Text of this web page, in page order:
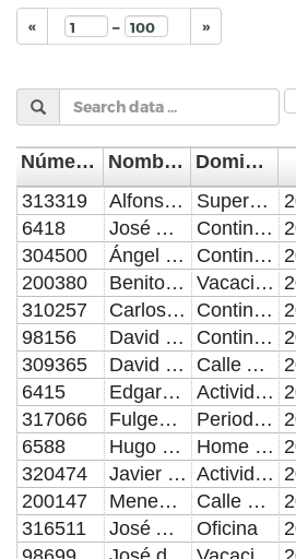
« – »
Número de Control Nombre del Supervisor/Verificador Domicilio De La Visita
313319
Alfonso Manzano Toledo Supervisión de construcción de paso a nivel de banqueta en el Boulevard Hermanos Serdán Supervisión de construcción de paso a nivel de banqueta en Boulevard Esteban de Antuñano Contingencia (Home Office)
6418
José Alejandro Ramón Ruíz Luna Contingencia Covid-19
304500
Ángel Trujillo Méndez Contingencia Covid-19
200380
Benito López Velázquez Vacaciones 1er. Periodo.
310257
Carlos Ernesto Olmos Pineda Contingencia Covid-19
98156
David Gabriel Soto lima Contingencia Home Oficce
309365
David Peral Candia Calle Articulo 9 Colonia Costitucion Mexicana
6415
Edgardo Espinosa Calixto Actividades en oficina
317066
Fulgencio Meza Avalos Periodo vacacional
6588
Hugo Ortega Sánchez Home office
320474
Javier López López Actividades de oficina.
200147
Meneses Martínez José Adrián Calle Canaan Colonia Cabañas de Santa Maria
316511
José Alejandro Salamanca Méndez Oficina